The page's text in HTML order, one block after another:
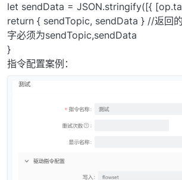
let sendData = JSON.stringify([{
return { sendTopic, sendData } //返回
字必须为sendTopic,sendData
}
指令配置案例：